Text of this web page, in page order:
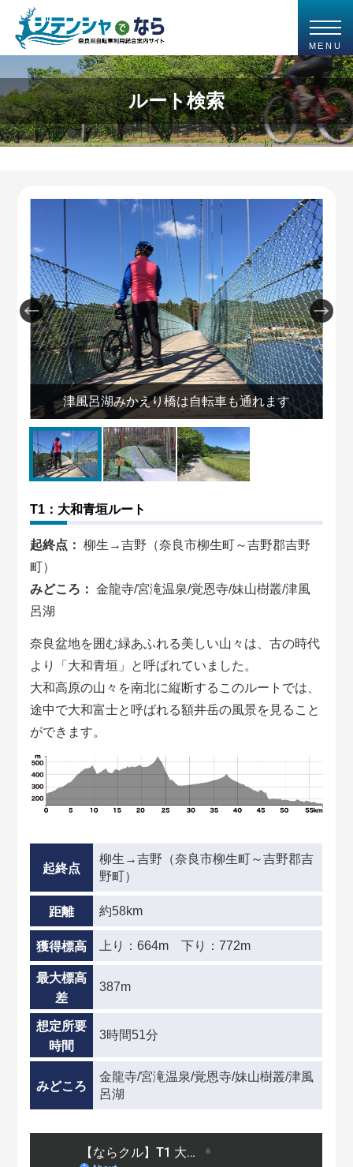
MENU
ルート検索
津風呂湖みかえり橋は自転車も通れます
T1：大和青垣ルート
起終点：
柳生→吉野（奈良市柳生町～吉野郡吉野
町）
みどころ：
金龍寺/宮滝温泉/覚恩寺/妹山樹叢/津風
呂湖
奈良盆地を囲む緑あふれる美しい山々は、古の時代
より「大和青垣」と呼ばれていました。
大和高原の山々を南北に縦断するこのルートでは、
途中で大和富士と呼ばれる額井岳の風景を見ること
ができます。
起終点
柳生→吉野（奈良市柳生町～吉野郡吉
野町）
距離 約58km
獲得標高 上り：664m 下り：772m
最大標高
差
387m
想定所要
時間
3時間51分
みどころ
金龍寺/宮滝温泉/覚恩寺/妹山樹叢/津風
呂湖